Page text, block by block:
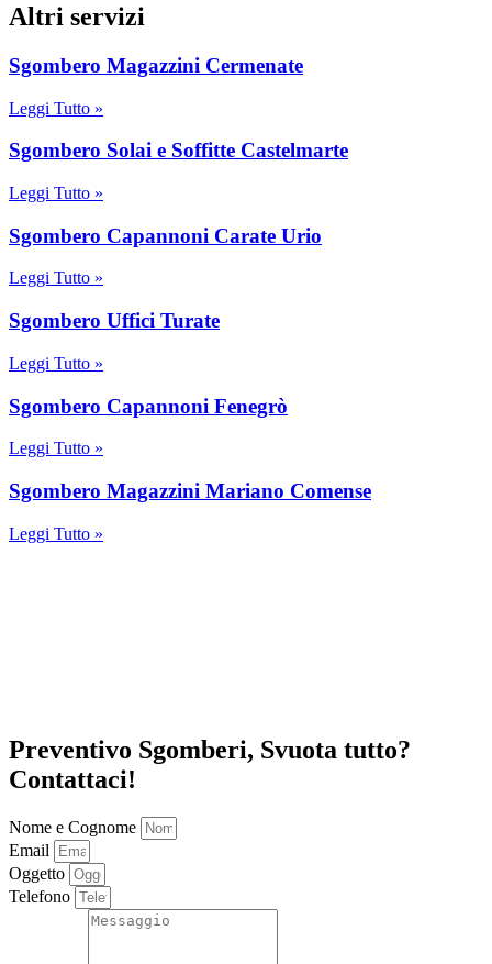
Altri servizi
Sgombero Magazzini Cermenate
Leggi Tutto »
Sgombero Solai e Soffitte Castelmarte
Leggi Tutto »
Sgombero Capannoni Carate Urio
Leggi Tutto »
Sgombero Uffici Turate
Leggi Tutto »
Sgombero Capannoni Fenegrò
Leggi Tutto »
Sgombero Magazzini Mariano Comense
Leggi Tutto »
Preventivo Sgomberi, Svuota tutto?
Contattaci!
Nome e Cognome
Email
Oggetto
Telefono